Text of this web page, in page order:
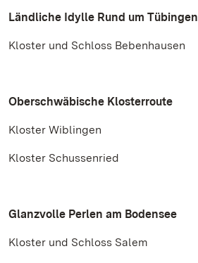
Ländliche Idylle Rund um Tübingen
Kloster und Schloss Bebenhausen
Oberschwäbische Klosterroute
Kloster Wiblingen
Kloster Schussenried
Glanzvolle Perlen am Bodensee
Kloster und Schloss Salem